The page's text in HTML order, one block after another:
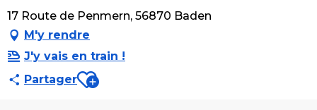
17 Route de Penmern, 56870 Baden
M'y rendre
J'y vais en train !
PartagerAjouter aux favoris